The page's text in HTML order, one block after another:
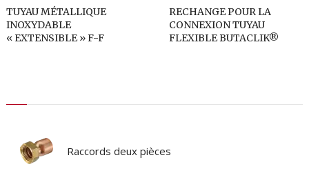
TUYAU MÉTALLIQUE
INOXYDABLE
« EXTENSIBLE » F-F
RECHANGE POUR LA
CONNEXION TUYAU
FLEXIBLE BUTACLIK®
Raccords deux pièces